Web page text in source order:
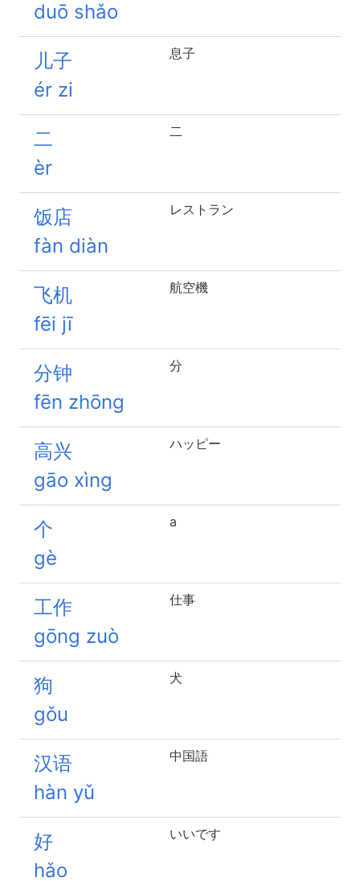
duō shǎo
儿子
ér zi
息子
二
èr
二
饭店
fàn diàn
レストラン
飞机
fēi jī
航空機
分钟
fēn zhōng
分
高兴
gāo xìng
ハッピー
个
gè
a
工作
gōng zuò
仕事
狗
gǒu
犬
汉语
hàn yǔ
中国語
好
hǎo
いいです